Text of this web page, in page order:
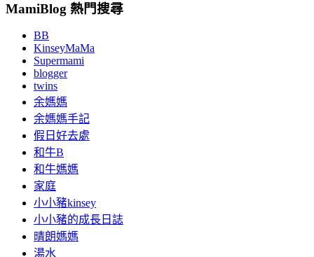
MamiBlog 熱門搜尋
BB
KinseyMaMa
Supermami
blogger
twins
余媽媽
余媽媽手記
假日好去處
和牛B
和牛媽媽
家庭
小小豬kinsey
小小豬的成長日誌
晴朗媽媽
湯水